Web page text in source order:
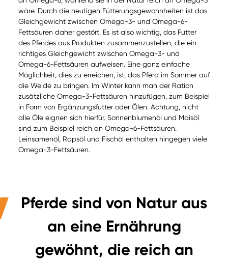
wäre. Durch die heutigen Fütterungsgewohnheiten ist das
Gleichgewicht zwischen Omega-3- und Omega-6-
Fettsäuren daher gestört. Es ist also wichtig, das Futter
des Pferdes aus Produkten zusammenzustellen, die ein
richtiges Gleichgewicht zwischen Omega-3- und
Omega-6-Fettsäuren aufweisen. Eine ganz einfache
Möglichkeit, dies zu erreichen, ist, das Pferd im Sommer auf
die Weide zu bringen. Im Winter kann man der Ration
zusätzliche Omega-3-Fettsäuren hinzufügen, zum Beispiel
in Form von Ergänzungsfutter oder Ölen. Achtung, nicht
alle Öle eignen sich hierfür. Sonnenblumenöl und Maisöl
sind zum Beispiel reich an Omega-6-Fettsäuren.
Leinsamenöl, Rapsöl und Fischöl enthalten hingegen viele
Omega-3-Fettsäuren.
Pferde sind von Natur aus
an eine Ernährung
gewöhnt, die reich an